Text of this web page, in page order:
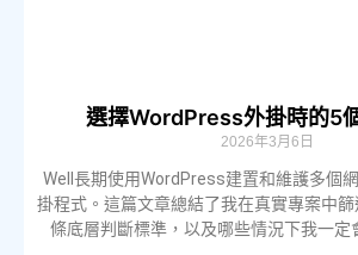
選擇WordPress外掛時的5
2026年3月6日
Well長期使用WordPress建置和維護多個
掛程式。這篇文章總結了我在真實專案中
條底層判斷標準，以及哪些情況下我一定